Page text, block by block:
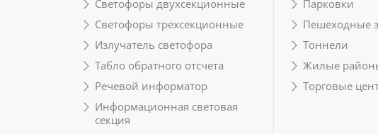
Светофоры двухсекционные
Светофоры трехсекционные
Излучатель светофора
Табло обратного отсчета
Речевой информатор
Информационная световая
секция
Парковки
Пешеходные
Тоннели
Жилые
Торговые